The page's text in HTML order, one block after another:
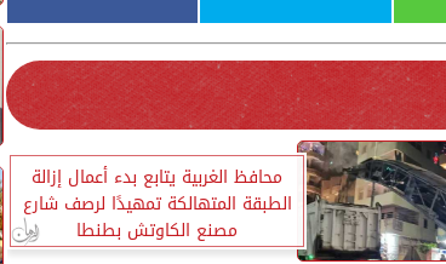
محافظ الغربية يتابع بدء أعمال إزالة
الطبقة المتهالكة تمهيدًا لرصف شارع
مصنع الكاوتش بطنطا